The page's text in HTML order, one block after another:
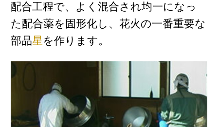
配合工程で、よく混合され均一になっ
た配合薬を固形化し、花火の一番重要な
部品星を作ります。